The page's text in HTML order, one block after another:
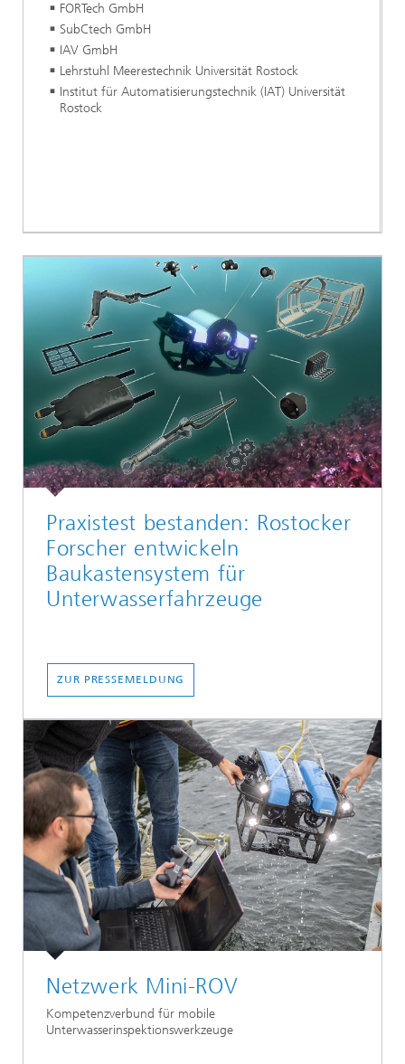
FORTech GmbH
SubCtech GmbH
IAV GmbH
Lehrstuhl Meerestechnik Universität Rostock
Institut für Automatisierungstechnik (IAT) Universität
Rostock
Praxistest bestanden: Rostocker
Forscher entwickeln
Baukastensystem für
Unterwasserfahrzeuge
ZUR PRESSEMELDUNG
Netzwerk Mini-ROV
Kompetenzverbund für mobile
Unterwasserinspektionswerkzeuge